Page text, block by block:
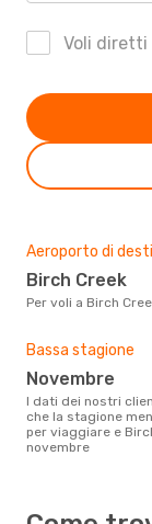
Voli diretti
Aeroporto di
Birch Creek
Per voli a Birch
Bassa stagione
novembre
I dati dei nostri clienti ci dicono
che la stagione
per viaggiare e
novembre